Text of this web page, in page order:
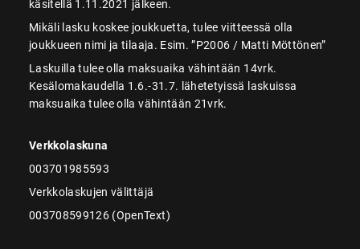
käsitellä 1.11.2021 jälkeen.
Mikäli lasku koskee joukkuetta, tulee viitteessä olla
joukkueen nimi ja tilaaja. Esim. ”P2006 / Matti Möttönen”
Laskuilla tulee olla maksuaika vähintään 14vrk.
Kesälomakaudella 1.6.-31.7. lähetetyissä laskuissa
maksuaika tulee olla vähintään 21vrk.
Verkkolaskuna
003701985593
Verkkolaskujen välittäjä
003708599126 (OpenText)